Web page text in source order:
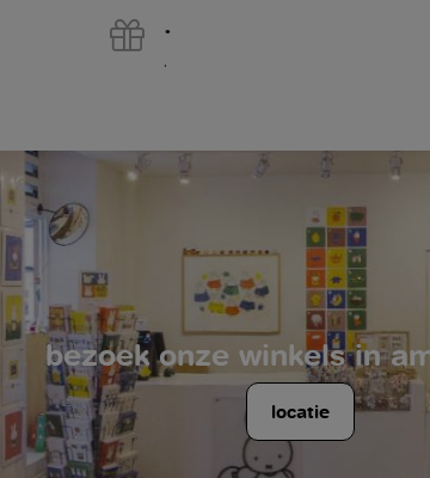
.
.
bezoek onze winkels in
locatie